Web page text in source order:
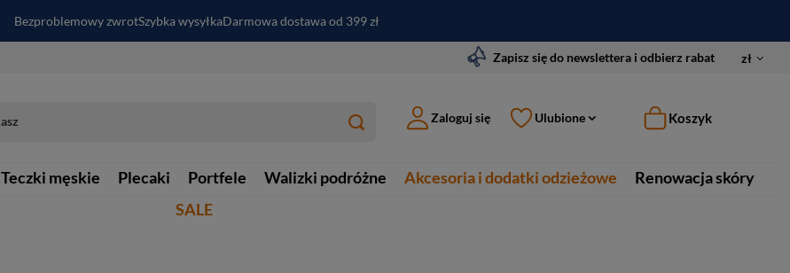
Bezproblemowy zwrotSzybka wysyłkaDarmowa dostawa od 399 zł
Zapisz się do newslettera i odbierz rabat zł
Zaloguj się Ulubione Koszyk
Teczki męskie Plecaki Portfele Walizki podróżne Akcesoria i dodatki odzieżowe
Renowacja skóry
SALE